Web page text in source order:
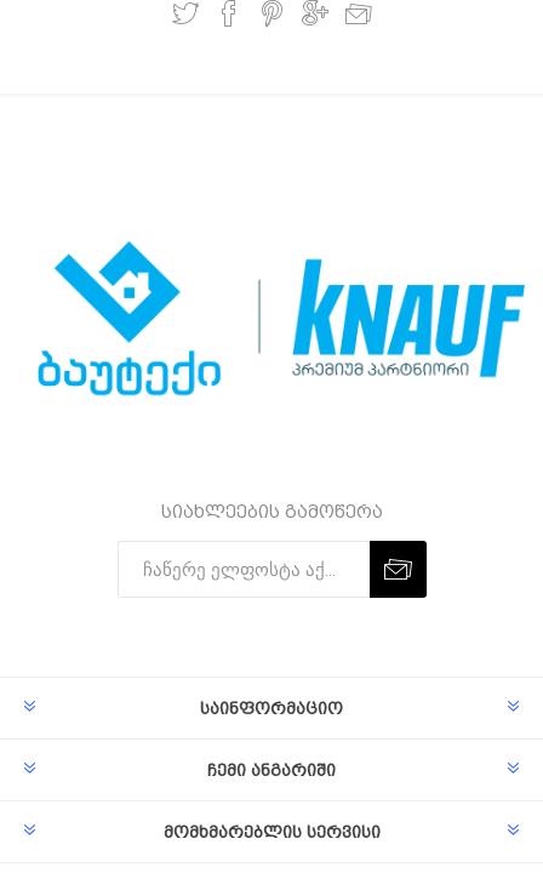
სიახლეების გამოწერა
საინფორმაციო
ჩემი ანგარიში
მომხმარებლის სერვისი